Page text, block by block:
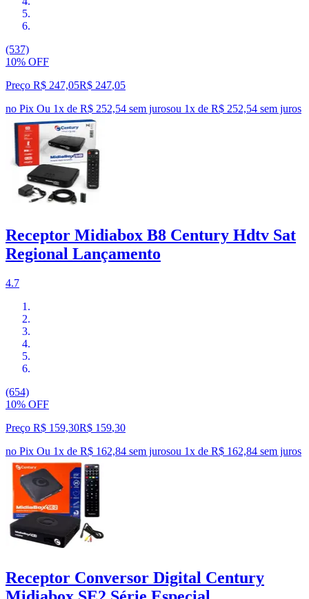
(537)
10% OFF
Preço R$ 247,05R$ 247,05
no Pix Ou 1x de R$ 252,54 sem jurosou 1x de R$ 252,54 sem juros
Receptor Midiabox B8 Century Hdtv Sat
Regional Lançamento
4.7
(654)
10% OFF
Preço R$ 159,30R$ 159,30
no Pix Ou 1x de R$ 162,84 sem jurosou 1x de R$ 162,84 sem juros
Receptor Conversor Digital Century